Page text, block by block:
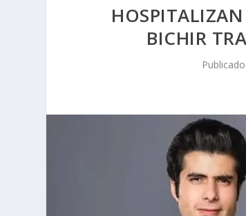
BICHIR